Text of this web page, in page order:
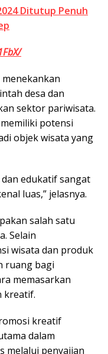
Ditutup Penuh
desa dan
sektor pariwisata.
potensi
objek wisata yang
edukatif sangat
luas,” jelasnya.
salah satu
Selain
wisata dan produk
ruang bagi
memasarkan
kreatif.
kreatif
dalam
melalui penyajian